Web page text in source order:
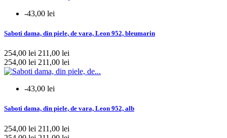
-43,00 lei
Saboti dama, din piele, de vara, Leon 952, bleumarin
254,00 lei 211,00 lei
254,00 lei 211,00 lei
-43,00 lei
Saboti dama, din piele, de vara, Leon 952, alb
254,00 lei 211,00 lei